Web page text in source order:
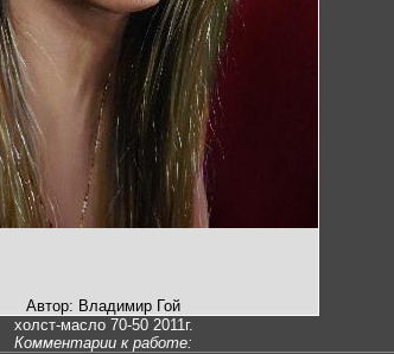
Автор: Владимир Гой
холст-масло 70-50 2011г.
Комментарии к работе: